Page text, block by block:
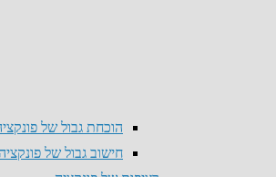
הוכחת גבול של
חישוב גבול של